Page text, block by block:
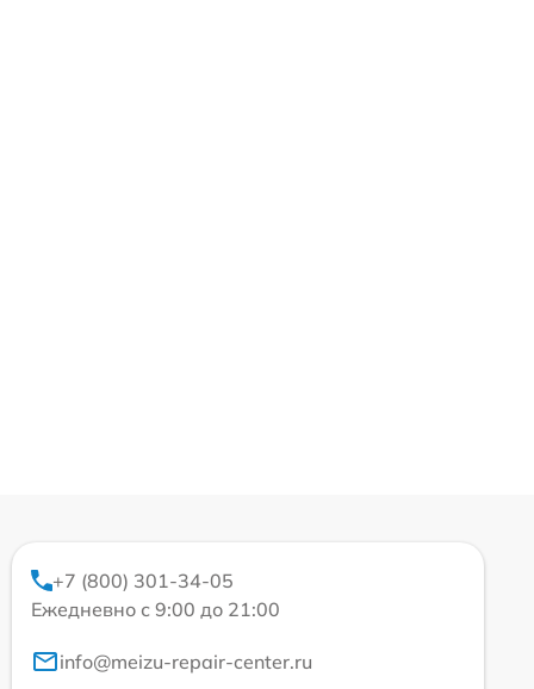
+7 (800) 301-34-05
Ежедневно с 9:00 до 21:00
info@meizu-repair-center.ru